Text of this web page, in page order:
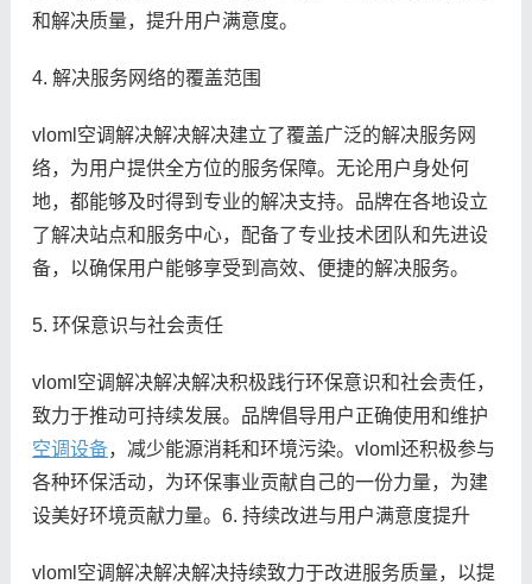
和解决质量，提升用户满意度。
4. 解决服务网络的覆盖范围
vloml空调解决解决解决建立了覆盖广泛的解决服务网
络，为用户提供全方位的服务保障。无论用户身处何
地，都能够及时得到专业的解决支持。品牌在各地设立
了解决站点和服务中心，配备了专业技术团队和先进设
备，以确保用户能够享受到高效、便捷的解决服务。
5. 环保意识与社会责任
vloml空调解决解决解决积极践行环保意识和社会责任，
致力于推动可持续发展。品牌倡导用户正确使用和维护
空调设备，减少能源消耗和环境污染。vloml还积极参与
各种环保活动，为环保事业贡献自己的一份力量，为建
设美好环境贡献力量。6. 持续改进与用户满意度提升
vloml空调解决解决解决持续致力于改进服务质量，以提